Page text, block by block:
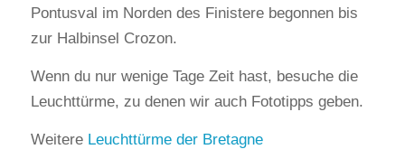
Pontusval im Norden des Finistere begonnen bis
zur Halbinsel Crozon.
Wenn du nur wenige Tage Zeit hast, besuche die
Leuchttürme, zu denen wir auch Fototipps geben.
Weitere Leuchttürme der Bretagne